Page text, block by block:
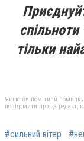
тільки
Якщо ви помітили помилку,
повідомити про це редакцію
#сильний вітер